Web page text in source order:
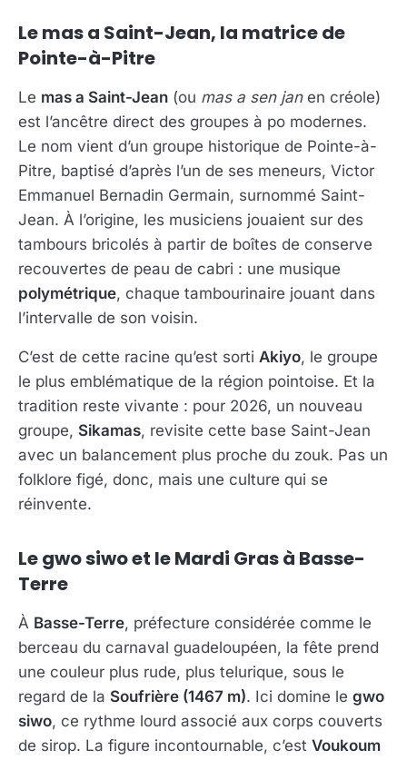
Le mas a Saint-Jean, la matrice de
Pointe-à-Pitre
Le mas a Saint-Jean (ou mas a sen janen créole)
est l’ancêtre direct des groupes à po modernes.
Le nom vient d’un groupe historique de Pointe-à-
Pitre, baptisé d’après l’un de ses meneurs, Victor
Emmanuel Bernadin Germain, surnommé Saint-
Jean. À l’origine, les musiciens jouaient sur des
tambours bricolés à partir de boîtes de conserve
recouvertes de peau de cabri : une musique
polymétrique, chaque tambourinaire jouant dans
l’intervalle de son voisin.
C’est de cette racine qu’est sorti Akiyo, le groupe
le plus emblématique de la région pointoise. Et la
tradition reste vivante : pour 2026, un nouveau
groupe, Sikamas, revisite cette base Saint-Jean
avec un balancement plus proche du zouk. Pas un
folklore figé, donc, mais une culture qui se
réinvente.
Le gwo siwo et le Mardi Gras à Basse-
Terre
À Basse-Terre, préfecture considérée comme le
berceau du carnaval guadeloupéen, la fête prend
une couleur plus rude, plus telurique, sous le
regard de la Soufrière (1467 m). Ici domine le gwo
siwo, ce rythme lourd associé aux corps couverts
de sirop. La figure incontournable, c’est Voukoum